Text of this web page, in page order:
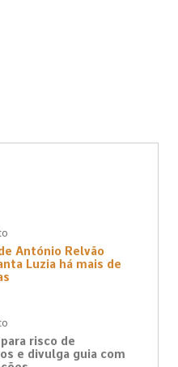
António Relvão
Luzia há mais de
risco de
e divulga guia com